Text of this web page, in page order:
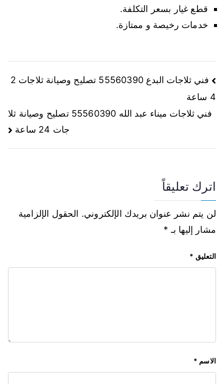
قطع غيار بسعر التكلفة.
خدمات رخيصة و ممتازة.
فني ثلاجات البدع 55560390 تصليح وصيانة ثلاجات 2
4 ساعة
فني ثلاجات ميناء عبد الله 55560390 تصليح وصيانة ثلا
جات 24 ساعة
اترك تعليقاً
لن يتم نشر عنوان بريدك الإلكتروني. الحقول الإلزامية
مشار إليها بـ *
التعليق *
الاسم *